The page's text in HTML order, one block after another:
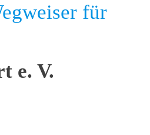
für
e. V.